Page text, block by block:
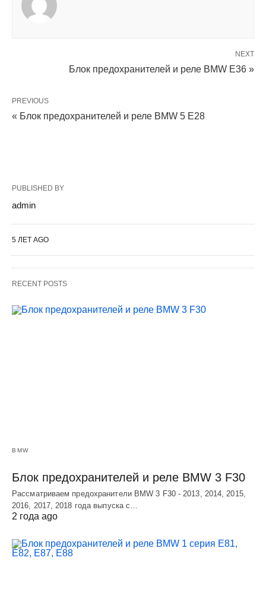
NEXT
Блок предохранителей и реле BMW E36 »
PREVIOUS
« Блок предохранителей и реле BMW 5 E28
PUBLISHED BY
admin
5 ЛЕТ AGO
RECENT POSTS
BMW
Блок предохранителей и реле BMW 3 F30
Рассматриваем предохранители BMW 3 F30 - 2013, 2014, 2015,
2016, 2017, 2018 года выпуска с…
2 года ago